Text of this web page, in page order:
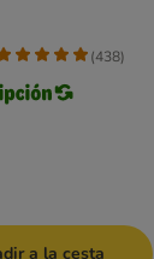
(438)
a la cesta